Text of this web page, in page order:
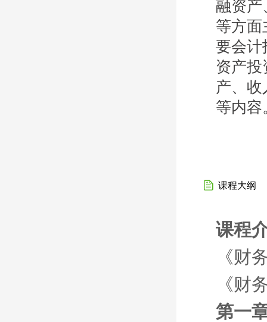
融资产
等方面
要会计
资产
产、
等内容
课程大纲
课程
《财
《财
第一